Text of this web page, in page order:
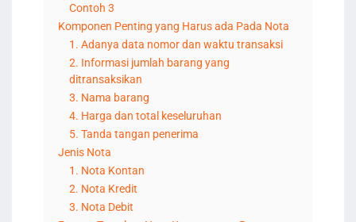
Contoh 3
Komponen Penting yang Harus ada Pada Nota
1. Adanya data nomor dan waktu transaksi
2. Informasi jumlah barang yang
ditransaksikan
3. Nama barang
4. Harga dan total keseluruhan
5. Tanda tangan penerima
Jenis Nota
1. Nota Kontan
2. Nota Kredit
3. Nota Debit